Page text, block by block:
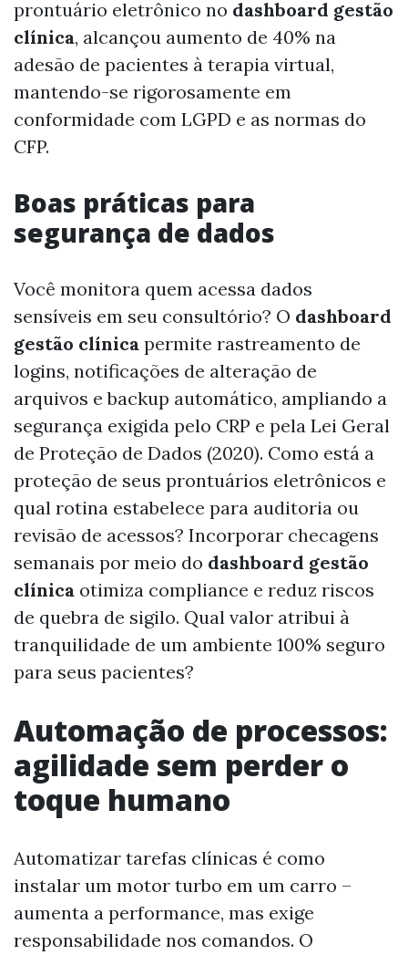
prontuário eletrônico no dashboard gestão
clínica, alcançou aumento de 40% na
adesão de pacientes à terapia virtual,
mantendo-se rigorosamente em
conformidade com LGPD e as normas do
CFP.
Boas práticas para
segurança de dados
Você monitora quem acessa dados
sensíveis em seu consultório? O dashboard
gestão clínica permite rastreamento de
logins, notificações de alteração de
arquivos e backup automático, ampliando a
segurança exigida pelo CRP e pela Lei Geral
de Proteção de Dados (2020). Como está a
proteção de seus prontuários eletrônicos e
qual rotina estabelece para auditoria ou
revisão de acessos? Incorporar checagens
semanais por meio do dashboard gestão
clínica otimiza compliance e reduz riscos
de quebra de sigilo. Qual valor atribui à
tranquilidade de um ambiente 100% seguro
para seus pacientes?
Automação de processos:
agilidade sem perder o
toque humano
Automatizar tarefas clínicas é como
instalar um motor turbo em um carro –
aumenta a performance, mas exige
responsabilidade nos comandos. O